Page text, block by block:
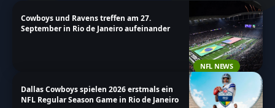
NFL NEWS
Cowboys und Ravens treffen am 27.
September in Rio de Janeiro aufeinander
Dallas Cowboys spielen 2026 erstmals ein
NFL Regular Season Game in Rio de Janeiro